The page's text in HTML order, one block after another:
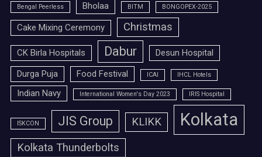
Bengal Peerless Bholaa BITM BONGOPEX-2025
Cake Mixing Ceremony Christmas
CK Birla Hospitals Dabur
Desun Hospital
Durga Puja
Food Festival ICAI IHCL Hotels
Indian Navy International Women's Day 2023 IRIS Hospital
ISKCON JIS Group KLIKK Kolkata
Kolkata Thunderbolts